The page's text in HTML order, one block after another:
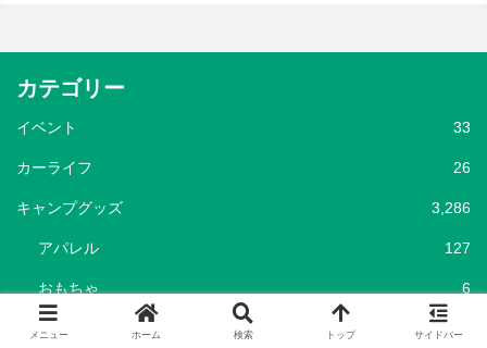
カテゴリー
イベント 33
カーライフ 26
キャンプグッズ 3,286
アパレル 127
おもちゃ 6
クーラー 172
メニュー ホーム 検索 トップ サイドバー